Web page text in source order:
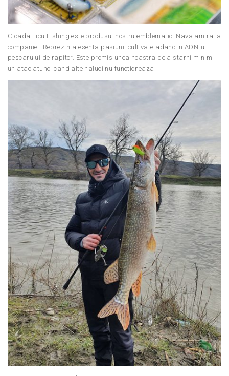
Cicada Ticu Fishing este produsul nostru emblematic! Nava amiral a
companiei! Reprezinta esenta pasiunii cultivate adanc in ADN-ul
pescarului de rapitor. Este promisiunea noastra de a starni minim
un atac atunci cand alte naluci nu functioneaza.